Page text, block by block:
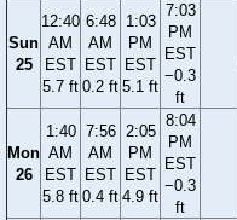
Sun
25
12:40
AM
EST
5.7 ft
6:48
AM
EST
0.2 ft
1:03
PM
EST
5.1 ft
7:03
PM
EST
−0.3
ft
Mon
26
1:40
AM
EST
5.8 ft
7:56
AM
EST
0.4 ft
2:05
PM
EST
4.9 ft
8:04
PM
EST
−0.3
ft